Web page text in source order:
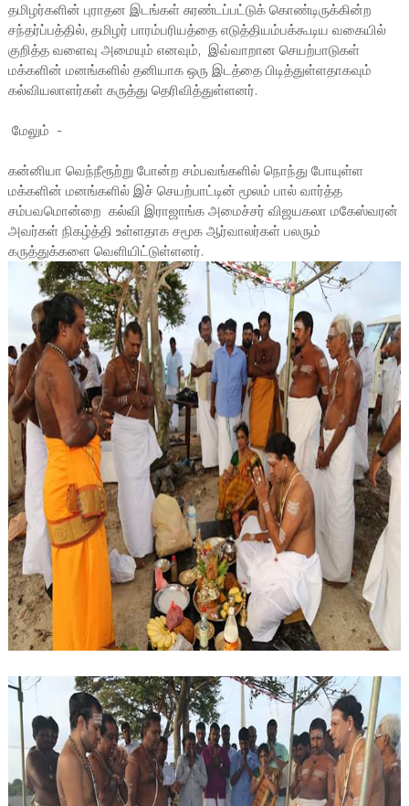
தமிழர்களின் புராதன இடங்கள் சுரண்டப்பட்டுக் கொண்டிருக்கின்ற
சந்தர்ப்பத்தில், தமிழர் பாரம்பரியத்தை எடுத்தியம்பக்கூடிய வகையில்
குறித்த வளைவு அமையும் எனவும், இவ்வாறான செயற்பாடுகள்
மக்களின் மனங்களில் தனியாக ஒரு இடத்தை பிடித்துள்ளதாகவும்
கல்வியலாளர்கள் கருத்து தெரிவித்துள்ளனர்.
மேலும் -
கன்னியா வெந்நீரூற்று போன்ற சம்பவங்களில் நொந்து போயுள்ள
மக்களின் மனங்களில் இச் செயற்பாட்டின் மூலம் பால் வார்த்த
சம்பவமொன்றை கல்வி இராஜாங்க அமைச்சர் விஜயகலா மகேஸ்வரன்
அவர்கள் நிகழ்த்தி உள்ளதாக சமூக ஆர்வாலர்கள் பலரும்
கருத்துக்களை வெளியிட்டுள்ளனர்.